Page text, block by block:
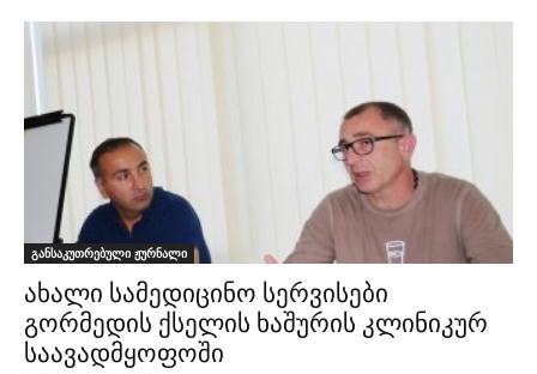
განსაკუთრებული ჟურნალი
ახალი სამედიცინო სერვისები
გორმედის ქსელის ხაშურის კლინიკურ
საავადმყოფოში